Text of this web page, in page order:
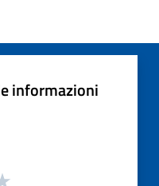
informazioni